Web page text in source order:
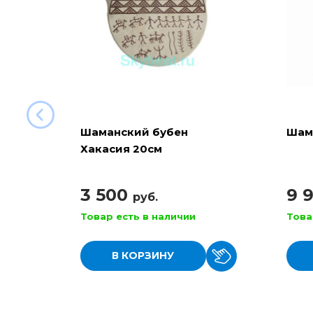
Шаманский бубен
Хакасия 20см
3 500 руб.
Товар есть в наличии
В КОРЗИНУ
9